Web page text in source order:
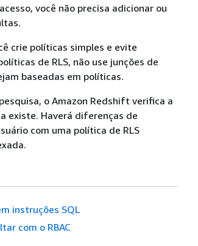
você não precisa adicionar ou
crie políticas simples e evite
de RLS, não use junções de
baseadas em políticas.
o Amazon Redshift verifica a
existe. Haverá diferenças de
com uma política de RLS
instruções SQL
com o RBAC